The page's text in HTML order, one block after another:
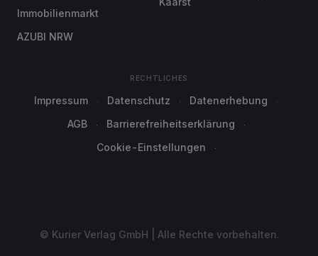
Immobilienmarkt
AZUBI NRW
RECHTLICHES
Impressum Datenschutz
Datenerhebung
AGB
Barrierefreiheitserklärung
Cookie-Einstellungen
© Kurier Verlag GmbH | Alle Rechte vorbehalten.